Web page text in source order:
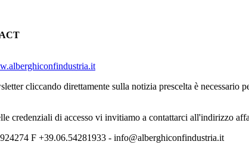
cliccando direttamente sulla notizia prescelta è
credenziali di accesso vi invitiamo a contattarci all'indirizzo
F +39.06.54281933 - info@alberghiconfindustria.it